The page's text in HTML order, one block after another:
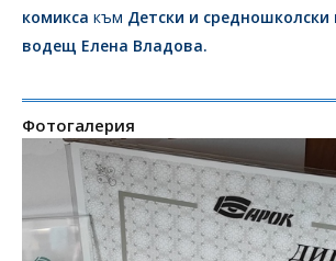
комикса към Детски и средношколски
водещ Елена Владова.
Фотогалерия